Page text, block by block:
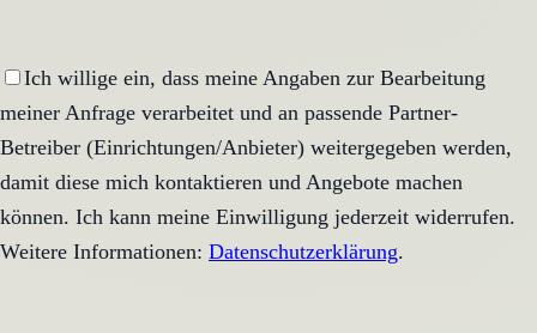
Ich willige ein, dass meine Angaben zur Bearbeitung
meiner Anfrage verarbeitet und an passende Partner-
Betreiber (Einrichtungen/Anbieter) weitergegeben werden,
damit diese mich kontaktieren und Angebote machen
können. Ich kann meine Einwilligung jederzeit widerrufen.
Weitere Informationen: Datenschutzerklärung.